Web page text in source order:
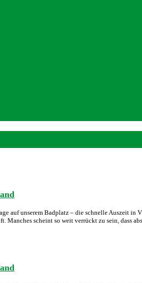
auf unserem Badplatz – die schnelle Auszeit
Manches scheint so weit verrückt zu sein, dass